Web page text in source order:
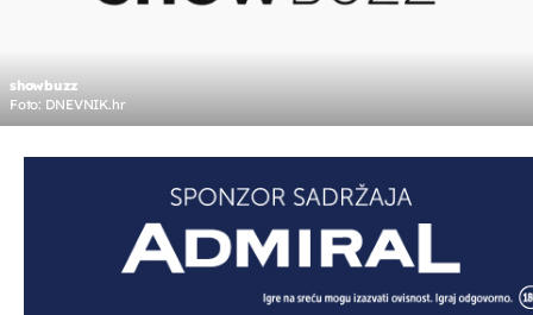
showbuzz
Foto: DNEVNIK.hr